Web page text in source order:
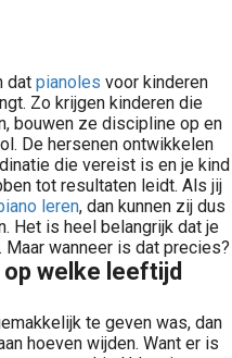
dat pianoles voor kinderen
Zo krijgen kinderen die
bouwen ze discipline op en
De hersenen ontwikkelen
die vereist is en je kind
tot resultaten leidt. Als jij
leren, dan kunnen zij dus
Het is heel belangrijk dat je
wanneer is dat precies?
welke leeftijd
te geven was, dan
hoeven wijden. Want er is